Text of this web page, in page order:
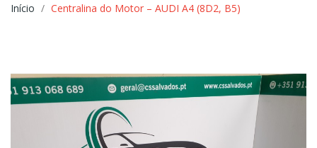
Início Centralina do Motor – AUDI A4 (8D2, B5)